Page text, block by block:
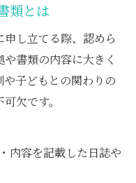
類とは
し立てる際、認めら
書類の内容に大きく
子どもとの関わりの
欠です。
内容を記載した日誌や